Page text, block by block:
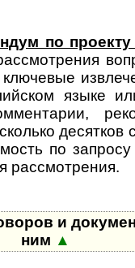
по проекту
языке
десятков
по
рассмотрения.
и
ним ▲